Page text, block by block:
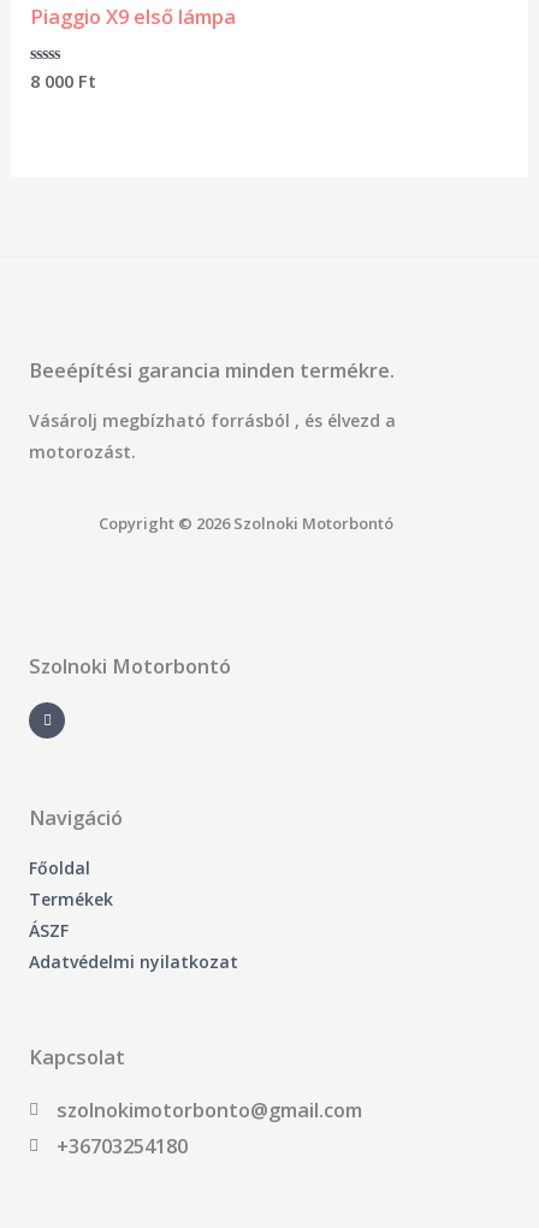
Piaggio X9 első lámpa
Értékelés:
8 000 Ft
Beeépítési garancia minden termékre.
Vásárolj megbízható forrásból , és élvezd a
motorozást.
Copyright © 2026 Szolnoki Motorbontó
Szolnoki Motorbontó
a
c
e
-
f
Navigáció
Főoldal
Termékek
ÁSZF
Adatvédelmi nyilatkozat
Kapcsolat
szolnokimotorbonto@gmail.com
+36703254180